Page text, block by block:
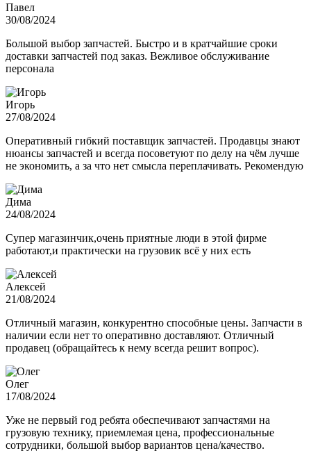
Павел
30/08/2024
Большой выбор запчастей. Быстро и в кратчайшие сроки
доставки запчастей под заказ. Вежливое обслуживание
персонала
Игорь
27/08/2024
Оперативный гибкий поставщик запчастей. Продавцы знают
нюансы запчастей и всегда посоветуют по делу на чём лучше
не экономить, а за что нет смысла переплачивать. Рекомендую
Дима
24/08/2024
Супер магазинчик,очень приятные люди в этой фирме
работают,и практически на грузовик всё у них есть
Алексей
21/08/2024
Отличный магазин, конкурентно способные цены. Запчасти в
наличии если нет то оперативно доставляют. Отличный
продавец (обращайтесь к нему всегда решит вопрос).
Олег
17/08/2024
Уже не первый год ребята обеспечивают запчастями на
грузовую технику, приемлемая цена, профессиональные
сотрудники, большой выбор вариантов цена/качество.